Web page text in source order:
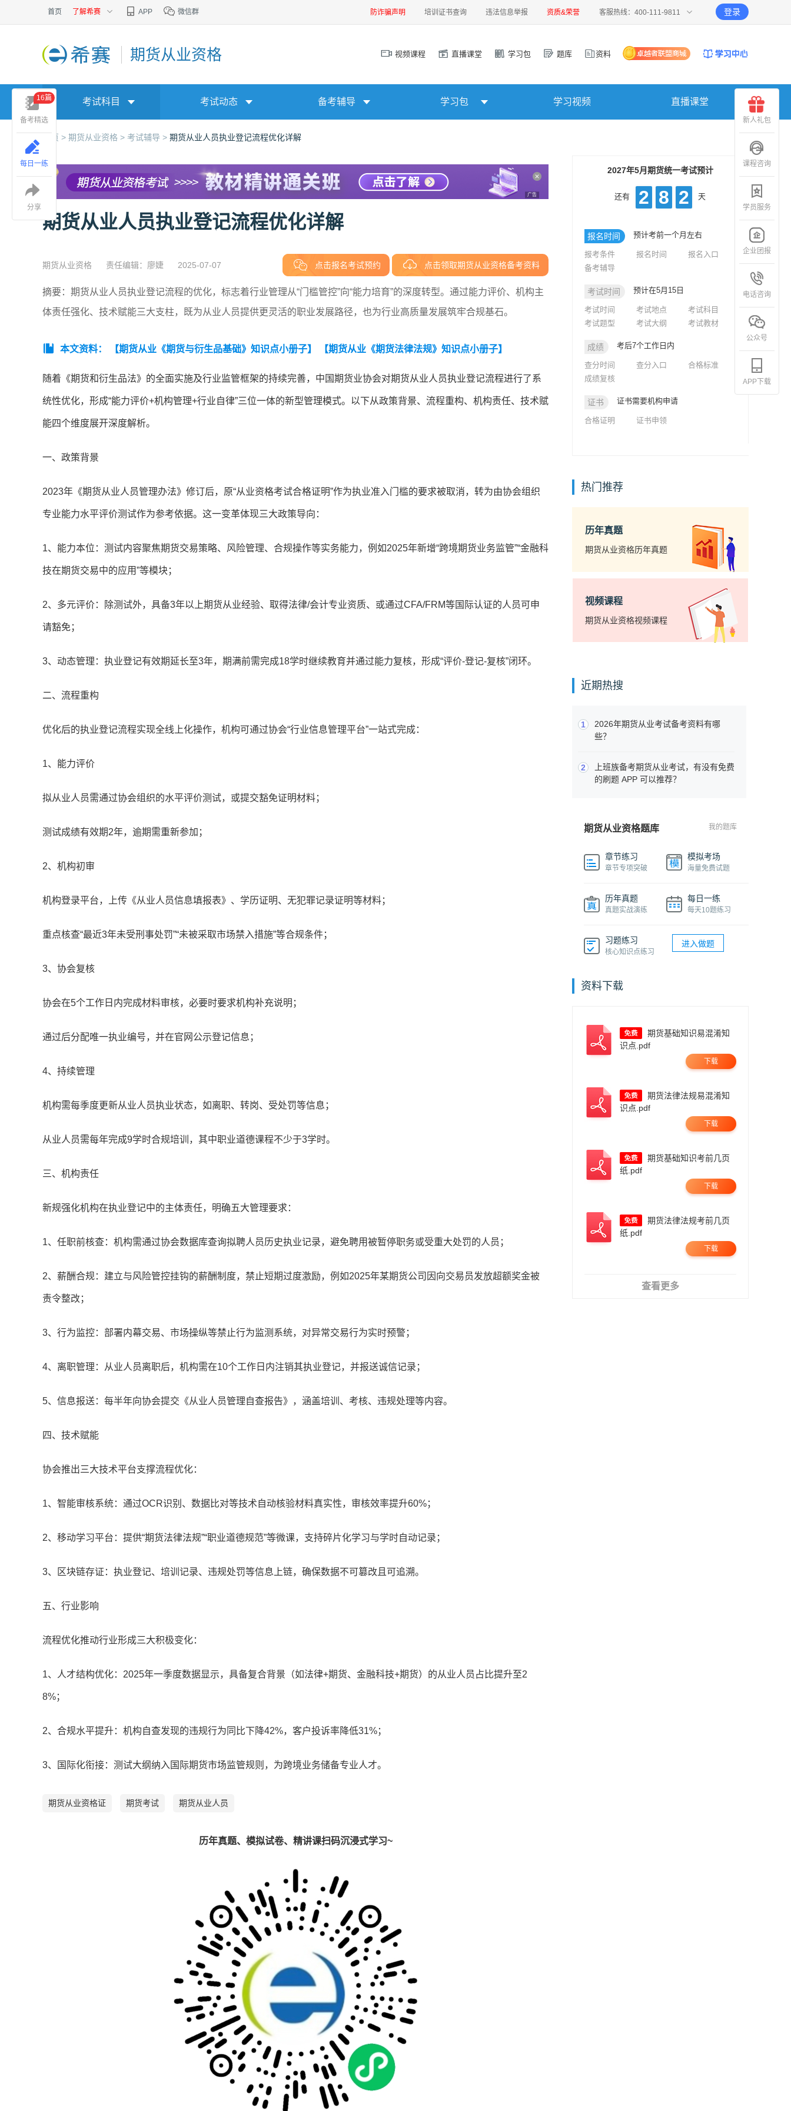
首页 了解希赛 APP 微信群 防诈骗声明 培训证书查询 违法信息举报 资质&荣誉 客服热线：400-111-9811 登录
期货从业资格 视频课程 直播课堂 学习包 题库 资料
考试科目 考试动态 备考辅导 学习包 学习视频 直播课堂
首页 > 期货从业资格 > 考试辅导 > 期货从业人员执业登记流程优化详解
广告
期货从业人员执业登记流程优化详解
期货从业资格 责任编辑：廖婕 2025-07-07 点击报名考试预约 点击领取期货从业资格备考资料
摘要：期货从业人员执业登记流程的优化，标志着行业管理从“门槛管控”向“能力培育”的深度转型。通过能力评价、机构主
体责任强化、技术赋能三大支柱，既为从业人员提供更灵活的职业发展路径，也为行业高质量发展筑牢合规基石。
本文资料： 【期货从业《期货与衍生品基础》知识点小册子】 【期货从业《期货法律法规》知识点小册子】
随着《期货和衍生品法》的全面实施及行业监管框架的持续完善，中国期货业协会对期货从业人员执业登记流程进行了系
统性优化，形成“能力评价+机构管理+行业自律”三位一体的新型管理模式。以下从政策背景、流程重构、机构责任、技术赋
能四个维度展开深度解析。
一、政策背景
2023年《期货从业人员管理办法》修订后，原“从业资格考试合格证明”作为执业准入门槛的要求被取消，转为由协会组织
专业能力水平评价测试作为参考依据。这一变革体现三大政策导向：
1、能力本位：测试内容聚焦期货交易策略、风险管理、合规操作等实务能力，例如2025年新增“跨境期货业务监管”“金融科
技在期货交易中的应用”等模块；
2、多元评价：除测试外，具备3年以上期货从业经验、取得法律/会计专业资质、或通过CFA/FRM等国际认证的人员可申
请豁免；
3、动态管理：执业登记有效期延长至3年，期满前需完成18学时继续教育并通过能力复核，形成“评价-登记-复核”闭环。
二、流程重构
优化后的执业登记流程实现全线上化操作，机构可通过协会“行业信息管理平台”一站式完成：
1、能力评价
拟从业人员需通过协会组织的水平评价测试，或提交豁免证明材料；
测试成绩有效期2年，逾期需重新参加；
2、机构初审
机构登录平台，上传《从业人员信息填报表》、学历证明、无犯罪记录证明等材料；
重点核查“最近3年未受刑事处罚”“未被采取市场禁入措施”等合规条件；
3、协会复核
协会在5个工作日内完成材料审核，必要时要求机构补充说明；
通过后分配唯一执业编号，并在官网公示登记信息；
4、持续管理
机构需每季度更新从业人员执业状态，如离职、转岗、受处罚等信息；
从业人员需每年完成9学时合规培训，其中职业道德课程不少于3学时。
三、机构责任
新规强化机构在执业登记中的主体责任，明确五大管理要求：
1、任职前核查：机构需通过协会数据库查询拟聘人员历史执业记录，避免聘用被暂停职务或受重大处罚的人员；
2、薪酬合规：建立与风险管控挂钩的薪酬制度，禁止短期过度激励，例如2025年某期货公司因向交易员发放超额奖金被
责令整改；
3、行为监控：部署内幕交易、市场操纵等禁止行为监测系统，对异常交易行为实时预警；
4、离职管理：从业人员离职后，机构需在10个工作日内注销其执业登记，并报送诚信记录；
5、信息报送：每半年向协会提交《从业人员管理自查报告》，涵盖培训、考核、违规处理等内容。
四、技术赋能
协会推出三大技术平台支撑流程优化：
1、智能审核系统：通过OCR识别、数据比对等技术自动核验材料真实性，审核效率提升60%；
2、移动学习平台：提供“期货法律法规”“职业道德规范”等微课，支持碎片化学习与学时自动记录；
3、区块链存证：执业登记、培训记录、违规处罚等信息上链，确保数据不可篡改且可追溯。
五、行业影响
流程优化推动行业形成三大积极变化：
1、人才结构优化：2025年一季度数据显示，具备复合背景（如法律+期货、金融科技+期货）的从业人员占比提升至2
8%；
2、合规水平提升：机构自查发现的违规行为同比下降42%，客户投诉率降低31%；
3、国际化衔接：测试大纲纳入国际期货市场监管规则，为跨境业务储备专业人才。
期货从业资格证 期货考试 期货从业人员
历年真题、模拟试卷、精讲课扫码沉浸式学习~
2027年5月期货统一考试预计
还有 2 8 2 天
报名时间 预计考前一个月左右
报考条件 报名时间
报名入口
备考辅导
考试时间 预计在5月15日
考试时间 考试地点
考试科目
考试题型
考试大纲 考试教材
成绩 考后7个工作日内
查分时间 查分入口
合格标准
成绩复核
证书 证书需要机构申请
合格证明 证书申领
热门推荐
历年真题
期货从业资格历年真题
视频课程
期货从业资格视频课程
近期热搜
1
2026年期货从业考试备考资料有哪
些？
2
上班族备考期货从业考试，有没有免费
的刷题 APP 可以推荐？
期货从业资格题库 我的题库
章节练习
章节专项突破
模拟考场
海量免费试题
历年真题
真题实战演练
每日一练
每天10题练习
习题练习
核心知识点练习
进入做题
资料下载
识点.pdf
下载
识点.pdf
下载
纸.pdf
下载
纸.pdf
下载
查看更多
备考精选
16篇
每日一练
分享
新人礼包
课程咨询
学员服务
企业团报
电话咨询
公众号
APP下载